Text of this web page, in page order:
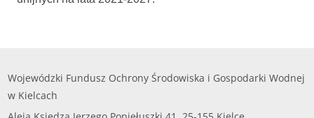
Wojewódzki Fundusz Ochrony Środowiska i Gospodarki Wodnej
w Kielcach